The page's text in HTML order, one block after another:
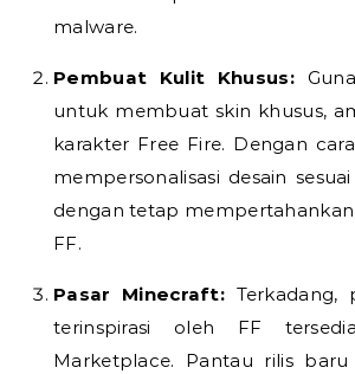
malware.
Pembuat Kulit Khusus:
untuk membuat skin khusus,
karakter Free Fire. Dengan
mempersonalisasi desain
dengan tetap
FF.
Pasar Minecraft: Terkadang,
terinspirasi oleh FF
Marketplace. Pantau rilis